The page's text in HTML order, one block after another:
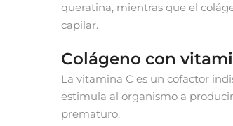
queratina, mientras que el
capilar.
Colágeno con
La vitamina C es un cofactor
estimula al organismo a
prematuro.